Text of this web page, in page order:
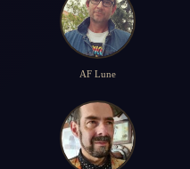
AF Lune